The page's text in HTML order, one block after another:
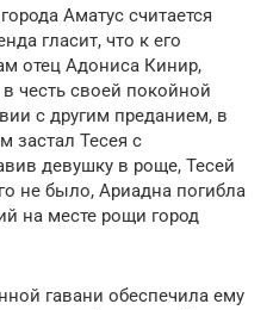
Аматус считается
гласит, что к его
отец Адониса Кинир,
честь своей покойной
с другим преданием, в
застал Тесея с
девушку в роще, Тесей
не было, Ариадна погибла
на месте рощи город
гавани обеспечила ему